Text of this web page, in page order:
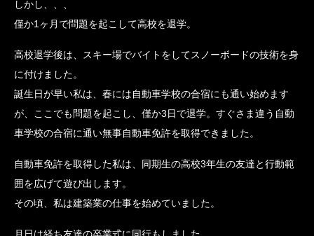
しかし、、、
僅か1ヶ月で問題を起こして高校を退学。
高校退学後は、スキー場でバイトをしてスノーボードの技術を身
に付けました。
誕生日が早い私は、春には自動車学校の合宿にも通い始めます
が、ここでも問題を起こし、僅か3日で退学。すぐさま違う自動
車学校の合宿に通い無事自動車免許を取得できました。
自動車免許を取得した私は、同期生の高校3年生の友達と行動範
囲を広げて遊び出します。
その頃、私は建築業の仕事を始めていました。